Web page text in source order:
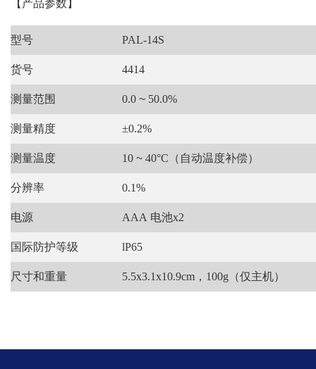
【产品参数】
型号 PAL-14S
货号 4414
测量范围 0.0 ~ 50.0%
测量精度 ±0.2%
测量温度 10 ~ 40°C（自动温度补偿）
分辨率 0.1%
电源 AAA 电池x2
国际防护等级 lP65
尺寸和重量 5.5x3.1x10.9cm，100g（仅主机）